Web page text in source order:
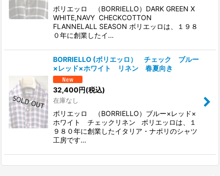
ボリエッロ （BORRIELLO）DARK GREEN X
WHITE,NAVY CHECKCOTTON
FLANNELALL SEASON ボリエッロは、１９８
０年に創業したイ…
BORRIELLO (ボリエッロ） チェック ブルー
×レッド×ホワイト リネン 春夏向き
32,400円(税込)
在庫なし
ボリエッロ （BORRIELLO）ブルー×レッド×
ホワイト チェックリネン ボリエッロは、１
９８０年に創業したイタリア・ナポリのシャツ
工房です…